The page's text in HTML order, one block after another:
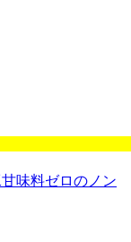
味料ゼロのノン